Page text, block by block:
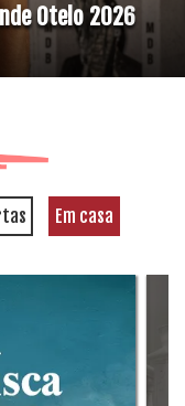
Otelo 2026
Em casa